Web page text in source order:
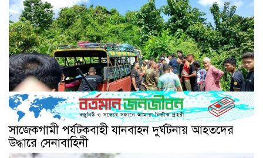
সাজেকগামী পর্যটকবাহী যানবাহন দুর্ঘটনায় আহতদের
উদ্ধারে সেনাবাহিনী